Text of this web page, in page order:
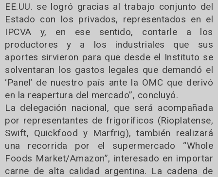
EE.UU. se logró gracias al trabajo conjunto del
Estado con los privados, representados en el
IPCVA y, en ese sentido, contarle a los
productores y a los industriales que sus
aportes sirvieron para que desde el Instituto se
solventaran los gastos legales que demandó el
‘Panel’ de nuestro país ante la OMC que derivó
en la reapertura del mercado”, concluyó.
La delegación nacional, que será acompañada
por representantes de frigoríficos (Rioplatense,
Swift, Quickfood y Marfrig), también realizará
una recorrida por el supermercado “Whole
Foods Market/Amazon”, interesado en importar
carne de alta calidad argentina. La cadena de